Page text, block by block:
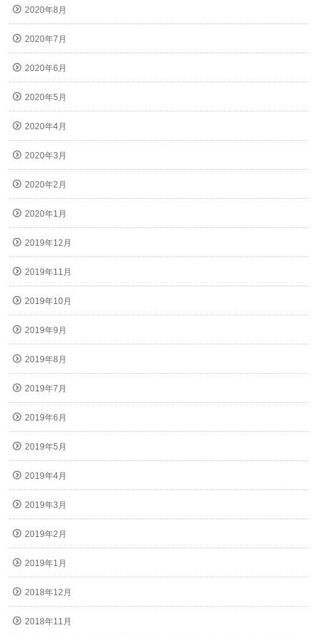
2020年8月
2020年7月
2020年6月
2020年5月
2020年4月
2020年3月
2020年2月
2020年1月
2019年12月
2019年11月
2019年10月
2019年9月
2019年8月
2019年7月
2019年6月
2019年5月
2019年4月
2019年3月
2019年2月
2019年1月
2018年12月
2018年11月